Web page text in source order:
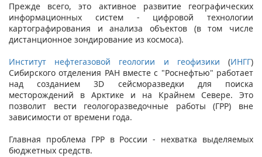
Прежде всего, это активное развитие географических
информационных систем - цифровой технологии
картографирования и анализа объектов (в том числе
дистанционное зондирование из космоса).
Институт нефтегазовой геологии и геофизики (ИНГГ)
Сибирского отделения РАН вместе с "Роснефтью" работает
над созданием 3D сейсморазведки для поиска
месторождений в Арктике и на Крайнем Севере. Это
позволит вести геологоразведочные работы (ГРР) вне
зависимости от времени года.
Главная проблема ГРР в России - нехватка выделяемых
бюджетных средств.